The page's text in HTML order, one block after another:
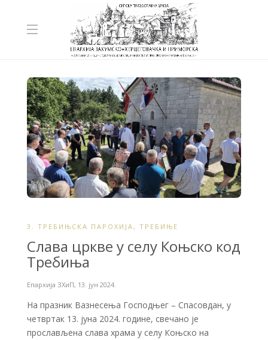
3. ТРЕБИЊСКА ПАРОХИЈА, ТРЕБИЊЕ
Слава цркве у селу Коњско код
Требиња
Епархија ЗХиП, 13. јун 2024.
На празник Вазнесења Господњег – Спасовдан, у
четвртак 13. јуна 2024. године, свечано је
прослављена слава храма у селу Коњско на